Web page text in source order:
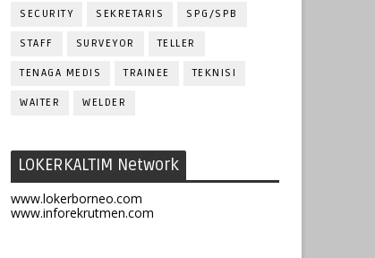
SECURITY SEKRETARIS SPG/SPB
STAFF SURVEYOR TELLER
TENAGA MEDIS TRAINEE TEKNISI
WAITER WELDER
LOKERKALTIM Network
www.lokerborneo.com
www.inforekrutmen.com